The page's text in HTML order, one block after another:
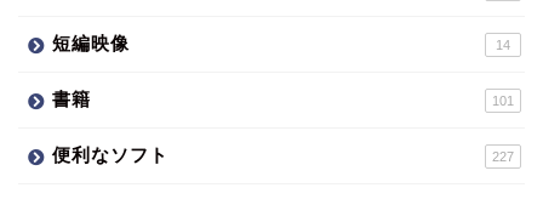
短編映像 14
書籍 101
便利なソフト 227